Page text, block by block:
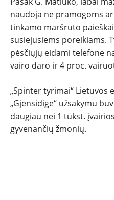
naudoja ne pramogoms
tinkamo maršruto
susiejusiems poreikiams.
pėsčiųjų eidami telefone
vairo daro ir 4 proc.
„Spinter tyrimai“ Lietuvos
„Gjensidige“ užsakymu
daugiau nei 1 tūkst.
gyvenančių žmonių.